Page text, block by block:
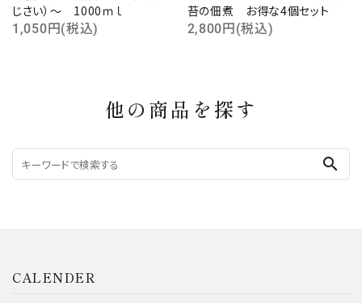
じさい）～ 1000ｍｌ
1,050円(税込)
苔の佃煮 お得な4個セット
2,800円(税込)
他の商品を探す
search
CALENDER